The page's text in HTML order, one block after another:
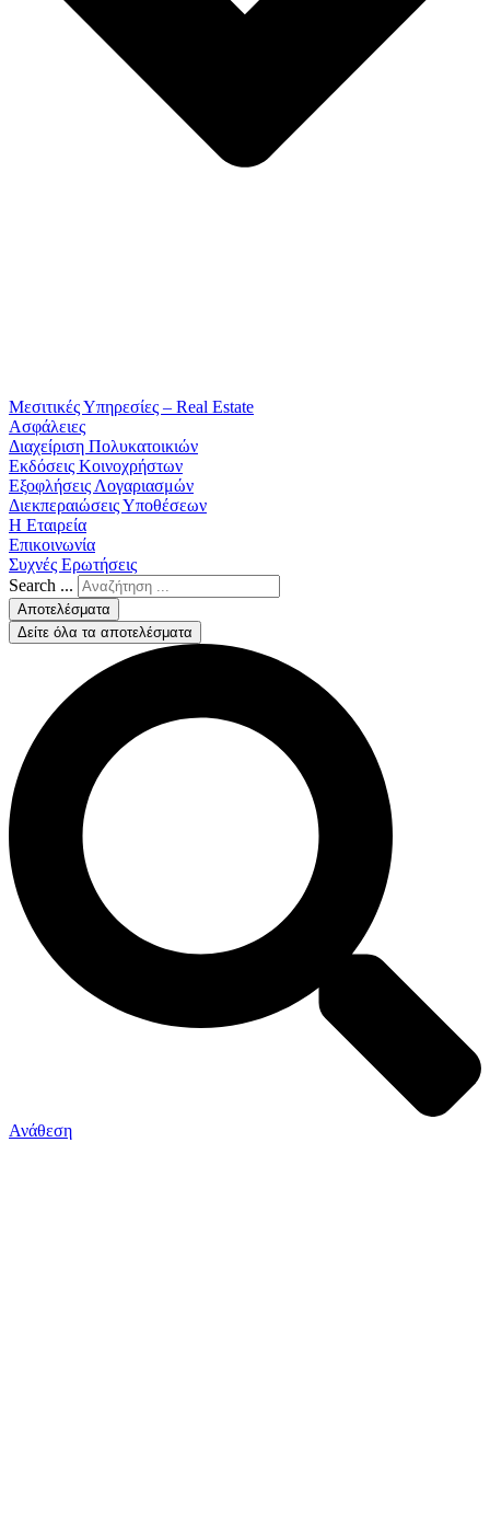
Μεσιτικές Υπηρεσίες – Real Estate
Ασφάλειες
Διαχείριση Πολυκατοικιών
Εκδόσεις Κοινοχρήστων
Εξοφλήσεις Λογαριασμών
Διεκπεραιώσεις Υποθέσεων
Η Εταιρεία
Επικοινωνία
Συχνές Ερωτήσεις
Search ...
Αποτελέσματα
Δείτε όλα τα αποτελέσματα
Ανάθεση